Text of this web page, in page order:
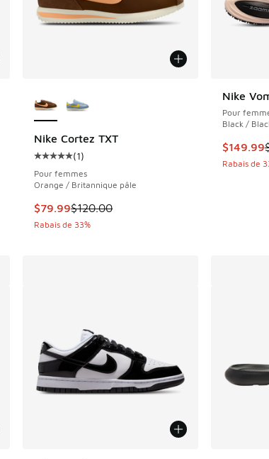
passé de $210.00 à $129.99
Nike Cortez TXT
Cote moyenne du client - [5 sur 5 étoiles], 1
(1)
Pour femmes
Orange / Britannique pâle
Cet article est en solde. Le prix est passé de
$79.99$120.00
Rabais de 33%
Nike
Pour
Black /
Cet
$149.99
Rabais de